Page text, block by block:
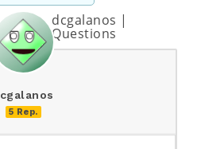
dcgalanos |
Questions
5 Rep.